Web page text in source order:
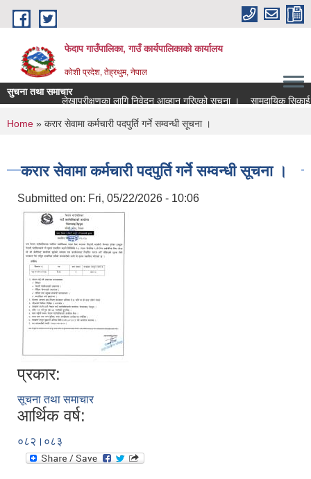
Skip to main content
फेदाप गाउँपालिका, गाउँ कार्यपालिकाको कार्यालय
कोशी प्रदेश, तेह्रथुम, नेपाल
सुचना तथा समाचार
लेखापरीक्षणका लागि निवेदन आव्हान गरिएको सूचना ।
सामुदायिक
You are here
Home » करार सेवामा कर्मचारी पदपुर्ति गर्ने सम्वन्धी सूचना ।
करार सेवामा कर्मचारी पदपुर्ति गर्ने सम्वन्धी सूचना ।
Submitted on: Fri, 05/22/2026 - 10:06
प्रकार:
सूचना तथा समाचार
आर्थिक वर्ष:
०८२।०८३